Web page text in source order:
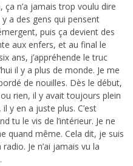
n’a jamais trop voulu dire
y a des gens qui pensent
puis ça devient des
aux enfers, et au final le
ans, j’appréhende le truc
il y a plus de monde. Je me
de nouilles. Dès le début,
rien, il y avait toujours plein
y en a juste plus. C’est
tu le vis de l’intérieur. Je ne
quand même. Cela dit, je suis
Je n’ai jamais vu la